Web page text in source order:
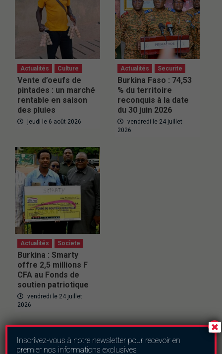
Actualités Culture
Vente d’oeufs de
pintades : un marché
rentable en saison
des pluies
jeudi le 6 août 2026
Actualités Securite
Burkina Faso : 74,53
% du territoire
reconquis à la date
du 30 juin 2026
vendredi le 24 juillet
2026
Actualités Societe
Burkina : Smarty
offre 2,5 millions F
CFA au Fonds de
soutien patriotique
vendredi le 24 juillet
2026
Inscrivez-vous à notre newsletter pour recevoir en
premier nos informations exclusives